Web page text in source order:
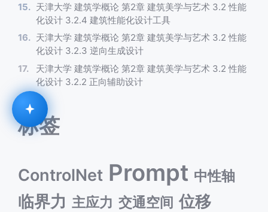
天津大学 建筑学概论 第2章 建筑美学与艺术 3.2 性能
化设计 3.2.4 建筑性能化设计工具
天津大学 建筑学概论 第2章 建筑美学与艺术 3.2 性能
化设计 3.2.3 逆向生成设计
天津大学 建筑学概论 第2章 建筑美学与艺术 3.2 性能
化设计 3.2.2 正向辅助设计
标签
ControlNet Prompt 中性轴
临界力 主应力 交通空间 位移